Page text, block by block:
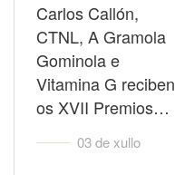
Carlos Callón,
CTNL, A Gramola
Gominola e
Vitamina G reciben
os XVII Premios…
03 de xullo